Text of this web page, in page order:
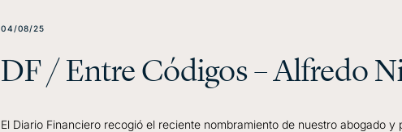
04/08/25
DF / Entre Códigos – Alfredo
El Diario Financiero recogió el reciente nombramiento de nuestro abogado y